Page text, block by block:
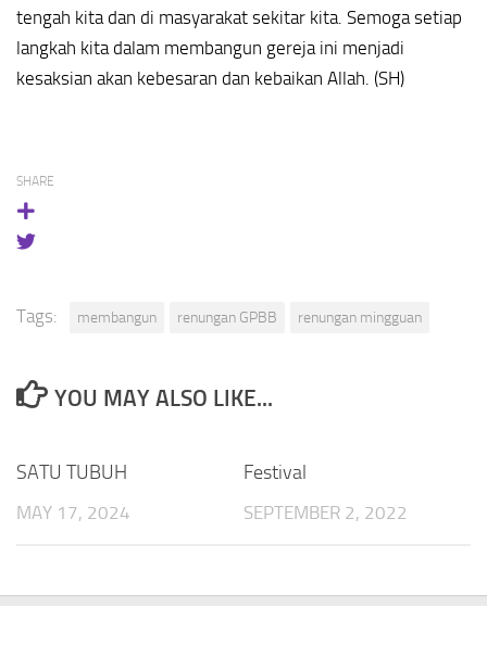
tengah kita dan di masyarakat sekitar kita. Semoga setiap
langkah kita dalam membangun gereja ini menjadi
kesaksian akan kebesaran dan kebaikan Allah. (SH)
SHARE
Tags: membangun renungan GPBB renungan mingguan
YOU MAY ALSO LIKE...
SATU TUBUH
MAY 17, 2024
Festival
SEPTEMBER 2, 2022